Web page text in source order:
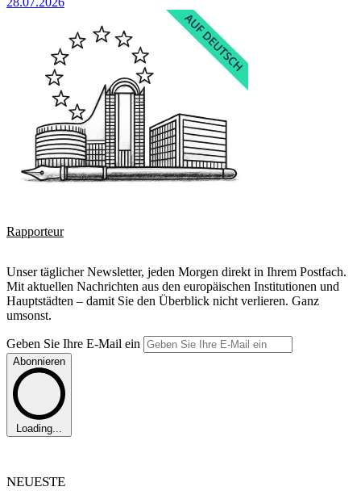
Rapporteur
Unser täglicher Newsletter, jeden Morgen direkt in Ihrem Postfach.
Mit aktuellen Nachrichten aus den europäischen Institutionen und
Hauptstädten – damit Sie den Überblick nicht verlieren. Ganz
umsonst.
Geben Sie Ihre E-Mail ein
Abonnieren
Loading...
NEUESTE